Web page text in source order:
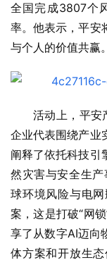
全国完成3807个
率。他表示，平安
与个人的价值共赢。
活动上，平安
企业代表围绕产业
阐释了依托科技引
然灾害与安全生
球环境风险与电
案，这是打破“网
享了从数字AI迈向
体方案和开放生